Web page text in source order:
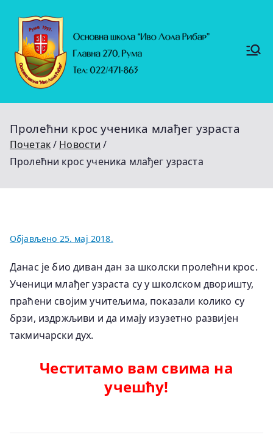
садржај
Основ
Лола
https://
vanje-
se-
Пролећни крос ученика млађег узраста
Почетак
Новости
Пролећни крос ученика млађег узраста
Објављено 25. мај 2018.
Данас је био диван дан за школски пролећни крос.
Ученици млађег узраста су у школском дворишту,
праћени својим учитељима, показали колико су
брзи, издржљиви и да имају изузетно развијен
такмичарски дух.
Честитамо вам свима на
учешћу!